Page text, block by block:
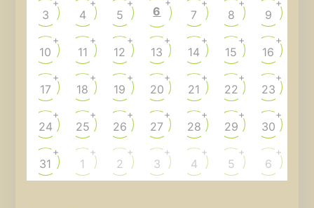
3
+
4
+
5
+
6 7
+
8
+
9
+
10
+
11
+
12
+
13
+
14
+
15
+
16
+
17
+
18
+
19
+
20
+
21
+
22
+
23
+
24
+
25
+
26
+
27
+
28
+
29
+
30
+
31
+
1
+
2
+
3
+
4
+
5
+
6
+